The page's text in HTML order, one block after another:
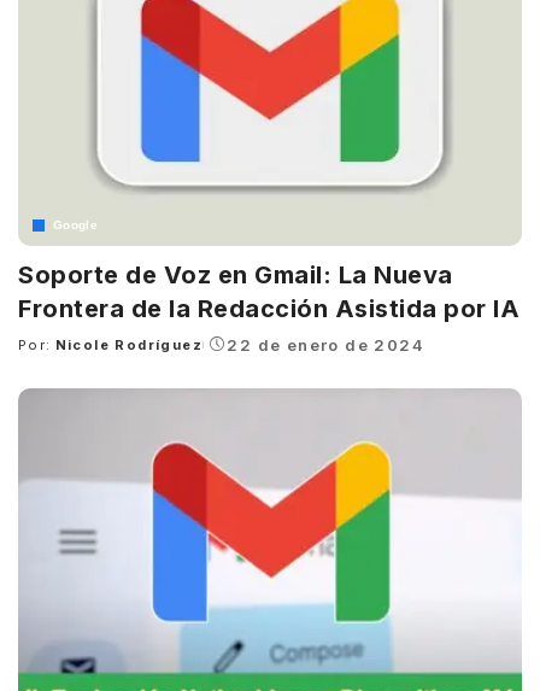
Google
Soporte de Voz en Gmail: La Nueva
Frontera de la Redacción Asistida por IA
Posted
Por: Nicole Rodríguez 22 de enero de 2024